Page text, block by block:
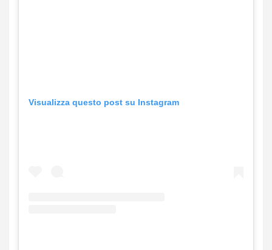
Visualizza questo post su Instagram